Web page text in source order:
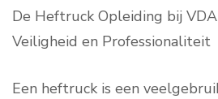
De Heftruck Opleiding bij
Veiligheid en Professionaliteit
Een heftruck is een